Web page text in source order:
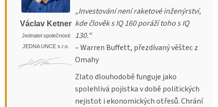
Václav Ketner
Jednatel společnosti
JEDNA UNCE s.r.o.
„Investování není raketové inženýrství,
kde člověk s IQ 160 poráží toho s IQ
130.“
– Warren Buffett, přezdívaný věštec z
Omahy
Zlato dlouhodobě funguje jako
spolehlivá pojistka v době politických
nejistot i ekonomických otřesů. Chrání